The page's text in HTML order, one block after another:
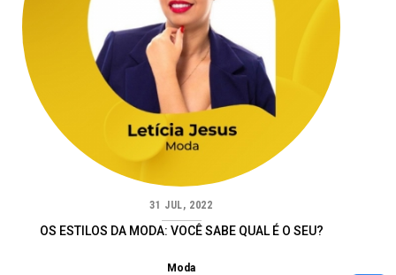
31 JUL, 2022
OS ESTILOS DA MODA: VOCÊ SABE QUAL É O SEU?
Moda